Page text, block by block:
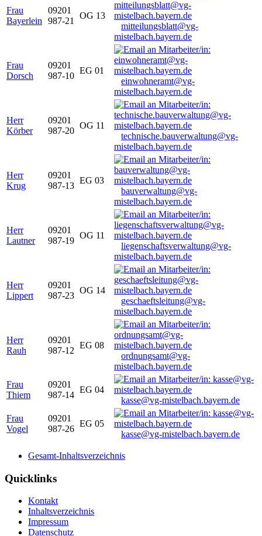
Frau
Bayerlein
09201
987-21
OG 13
mitteilungsblatt@vg-
mistelbach.bayern.de
Frau
Dorsch
09201
987-10
EG 01
einwohneramt@vg-
mistelbach.bayern.de
Herr
Körber
09201
987-20
OG 11
technische.bauverwaltung@vg-
mistelbach.bayern.de
Herr
Krug
09201
987-13
EG 03
bauverwaltung@vg-
mistelbach.bayern.de
Herr
Lautner
09201
987-19
OG 11
liegenschaftsverwaltung@vg-
mistelbach.bayern.de
Herr
Lippert
09201
987-23
OG 14
geschaeftsleitung@vg-
mistelbach.bayern.de
Herr
Rauh
09201
987-12
EG 08
ordnungsamt@vg-
mistelbach.bayern.de
Frau
Thiem
09201
987-14
EG 04
kasse@vg-mistelbach.bayern.de
Frau
Vogel
09201
987-26
EG 05
kasse@vg-mistelbach.bayern.de
Gesamt-Inhaltsverzeichnis
Quicklinks
Kontakt
Inhaltsverzeichnis
Impressum
Datenschutz